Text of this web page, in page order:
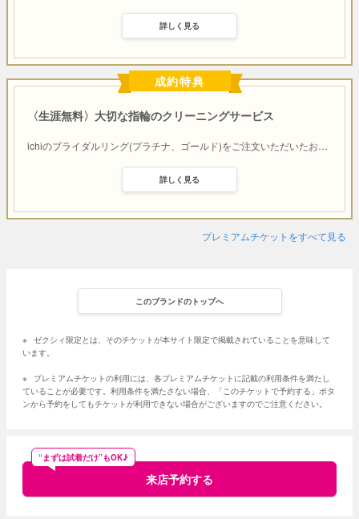
詳しく見る
成約特典
〈生涯無料〉大切な指輪のクリーニングサービス
ichiのブライダルリング(プラチナ、ゴールド)をご注文いただいたお…
詳しく見る
プレミアムチケットをすべて見る
このブランドのトップへ
※ ゼクシィ限定とは、そのチケットが本サイト限定で掲載されていることを意味して
います。
※
プレミアムチケットの利用には、各プレミアムチケットに記載の利用条件を満たし
ていることが必要です。利用条件を満たさない場合、「このチケットで予約する」ボタ
ンから予約をしてもチケットが利用できない場合がございますのでご注意ください。
来店予約する
“まずは試着だけ”もOK♪